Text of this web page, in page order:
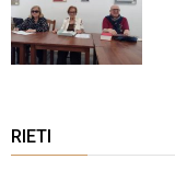
RIETI